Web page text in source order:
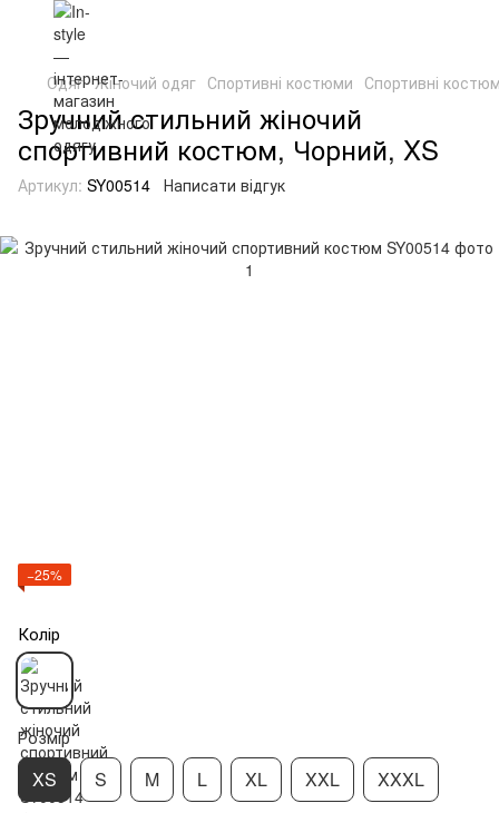
Одяг Жіночий одяг Спортивні костюми Спортивні
Зручний стильний жіночий
спортивний костюм, Чорний, XS
Артикул: SY00514 Написати відгук
−25%
Колір
Розмір
XS S M L XL XXL XXXL